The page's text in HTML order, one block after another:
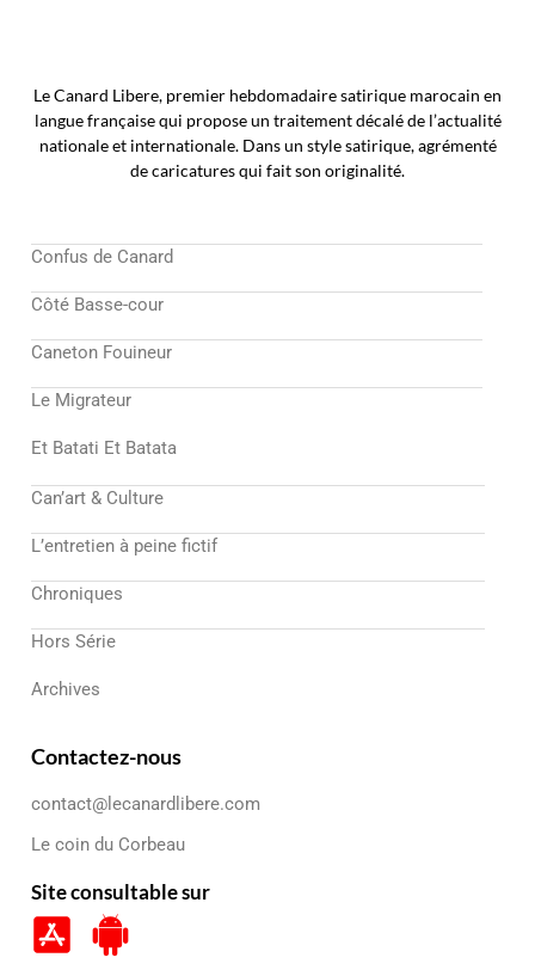
Le Canard Libere, premier hebdomadaire satirique marocain en
langue française qui propose un traitement décalé de l’actualité
nationale et internationale. Dans un style satirique, agrémenté
de caricatures qui fait son originalité.
Confus de Canard
Côté Basse-cour
Caneton Fouineur
Le Migrateur
Et Batati Et Batata
Can’art & Culture
L’entretien à peine fictif
Chroniques
Hors Série
Archives
Contactez-nous
contact@lecanardlibere.com
Le coin du Corbeau
Site consultable sur